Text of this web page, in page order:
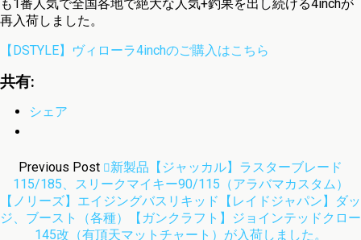
も1番人気で全国各地で絶大な人気+釣果を出し続ける4inchが
再入荷しました。
【DSTYLE】ヴィローラ4inchのご購入はこちら
共有:
シェア
Previous Post
新製品【ジャッカル】ラスターブレード
115/185、スリークマイキー90/115（アラバマカスタム）
【ノリーズ】エイジングバスリキッド【レイドジャパン】ダッ
ジ、ブースト（各種）【ガンクラフト】ジョインテッドクロー
145改（有頂天マットチャート）が入荷しました。